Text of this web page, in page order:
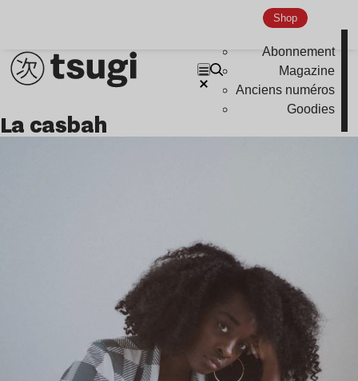
Shop
Abonnement
Magazine
Anciens numéros
Goodies
la casbah